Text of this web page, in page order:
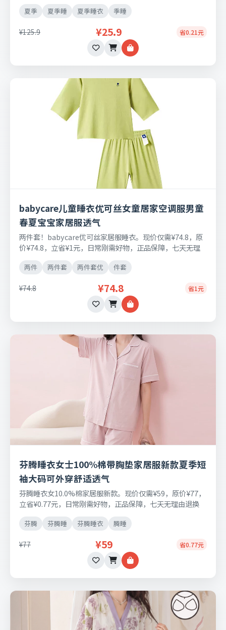
夏季 夏季睡 夏季睡衣 季睡
¥125.9 ¥25.9 省0.21元
babycare儿童睡衣优可丝女童居家空调服男童
春夏宝宝家居服透气
两件套！babycare优可丝家居服睡衣。现价仅需¥74.8，原
价¥74.8，立省¥1元，日常刚需好物，正品保障，七天无理
两件 两件套 两件套优 件套
¥74.8 ¥74.8 省1元
芬腾睡衣女士100%棉带胸垫家居服新款夏季短
袖大码可外穿舒适透气
芬腾睡衣女10.0%棉家居服新款。现价仅需¥59，原价¥77，
立省¥0.77元，日常刚需好物，正品保障，七天无理由退换
芬腾 芬腾睡 芬腾睡衣 腾睡
¥77 ¥59 省0.77元